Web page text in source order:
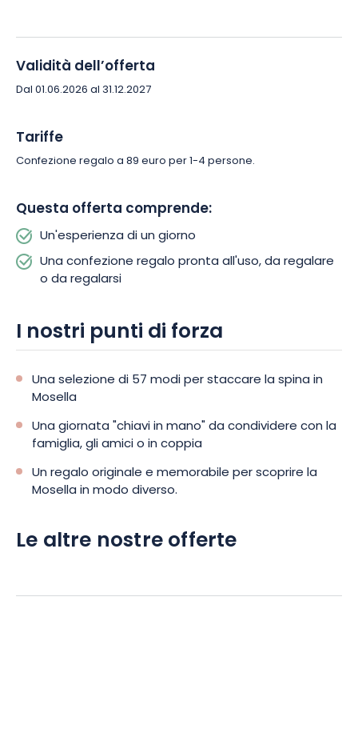
Viste panoramiche e delizie gastronomiche nella
Una giornata al ranch dei bisonti di Petit-Réderching
fondono. Che siate amanti della vita all’aria aperta,
appassionati di cultura o curiosi di nuovi sapori, questo
pacchetto vi permette di organizzare la giornata che fa per
voi.
prenotate subito la vostra « Fuga di un giorno in Mosella » e
godetevi una giornata fuori dal comune, nel cuore di una
Validità dell’offerta
Dal 01.06.2026 al 31.12.2027
Tariffe
Confezione regalo a 89 euro per 1-4 persone.
Questa offerta comprende:
Un'esperienza di un giorno
Una confezione regalo pronta all'uso, da regalare
o da regalarsi
I nostri punti di forza
Una selezione di 57 modi per staccare la spina in
Mosella
Una giornata "chiavi in mano" da condividere con la
famiglia, gli amici o in coppia
Un regalo originale e memorabile per scoprire la
Mosella in modo diverso.
Le altre nostre offerte